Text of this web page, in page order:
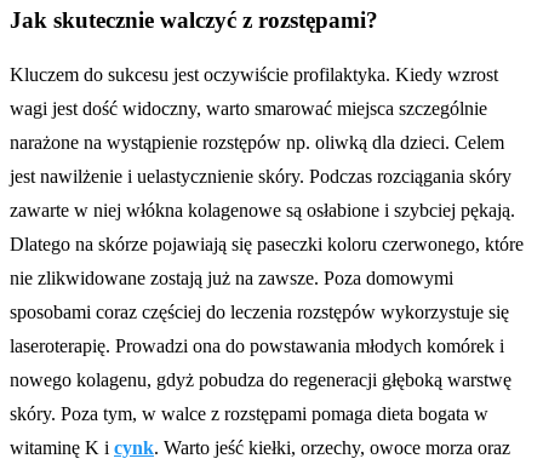
Jak skutecznie walczyć z rozstępami?
Kluczem do sukcesu jest oczywiście profilaktyka. Kiedy wzrost
wagi jest dość widoczny, warto smarować miejsca szczególnie
narażone na wystąpienie rozstępów np. oliwką dla dzieci. Celem
jest nawilżenie i uelastycznienie skóry. Podczas rozciągania skóry
zawarte w niej włókna kolagenowe są osłabione i szybciej pękają.
Dlatego na skórze pojawiają się paseczki koloru czerwonego, które
nie zlikwidowane zostają już na zawsze. Poza domowymi
sposobami coraz częściej do leczenia rozstępów wykorzystuje się
laseroterapię. Prowadzi ona do powstawania młodych komórek i
nowego kolagenu, gdyż pobudza do regeneracji głęboką warstwę
skóry. Poza tym, w walce z rozstępami pomaga dieta bogata w
witaminę K i cynk. Warto jeść kiełki, orzechy, owoce morza oraz